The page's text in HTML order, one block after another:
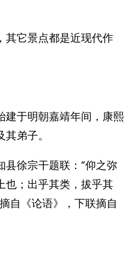
其它景点都是近现代作
建于明朝嘉靖年间，康熙
弟子。
徐宗干题联：“仰之弥
也；出乎其类，拔乎其
自《论语》，下联摘自